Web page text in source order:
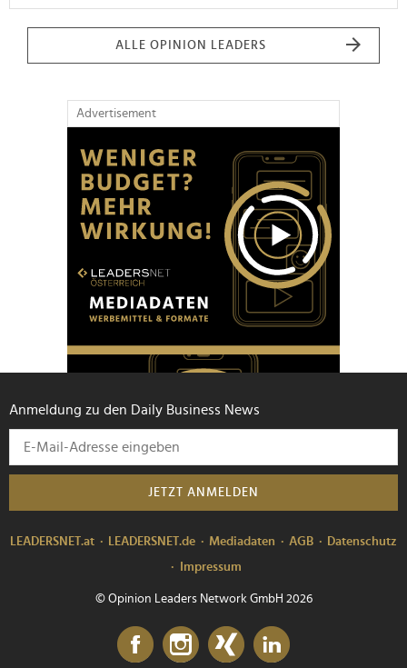
ALLE OPINION LEADERS
Advertisement
Anmeldung zu den Daily Business News
JETZT ANMELDEN
LEADERSNET.at LEADERSNET.de Mediadaten AGB
Datenschutz
Impressum
© Opinion Leaders Network GmbH 2026